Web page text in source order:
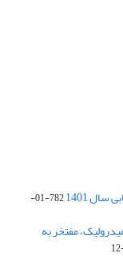
1401
782-01-
مفتخر به